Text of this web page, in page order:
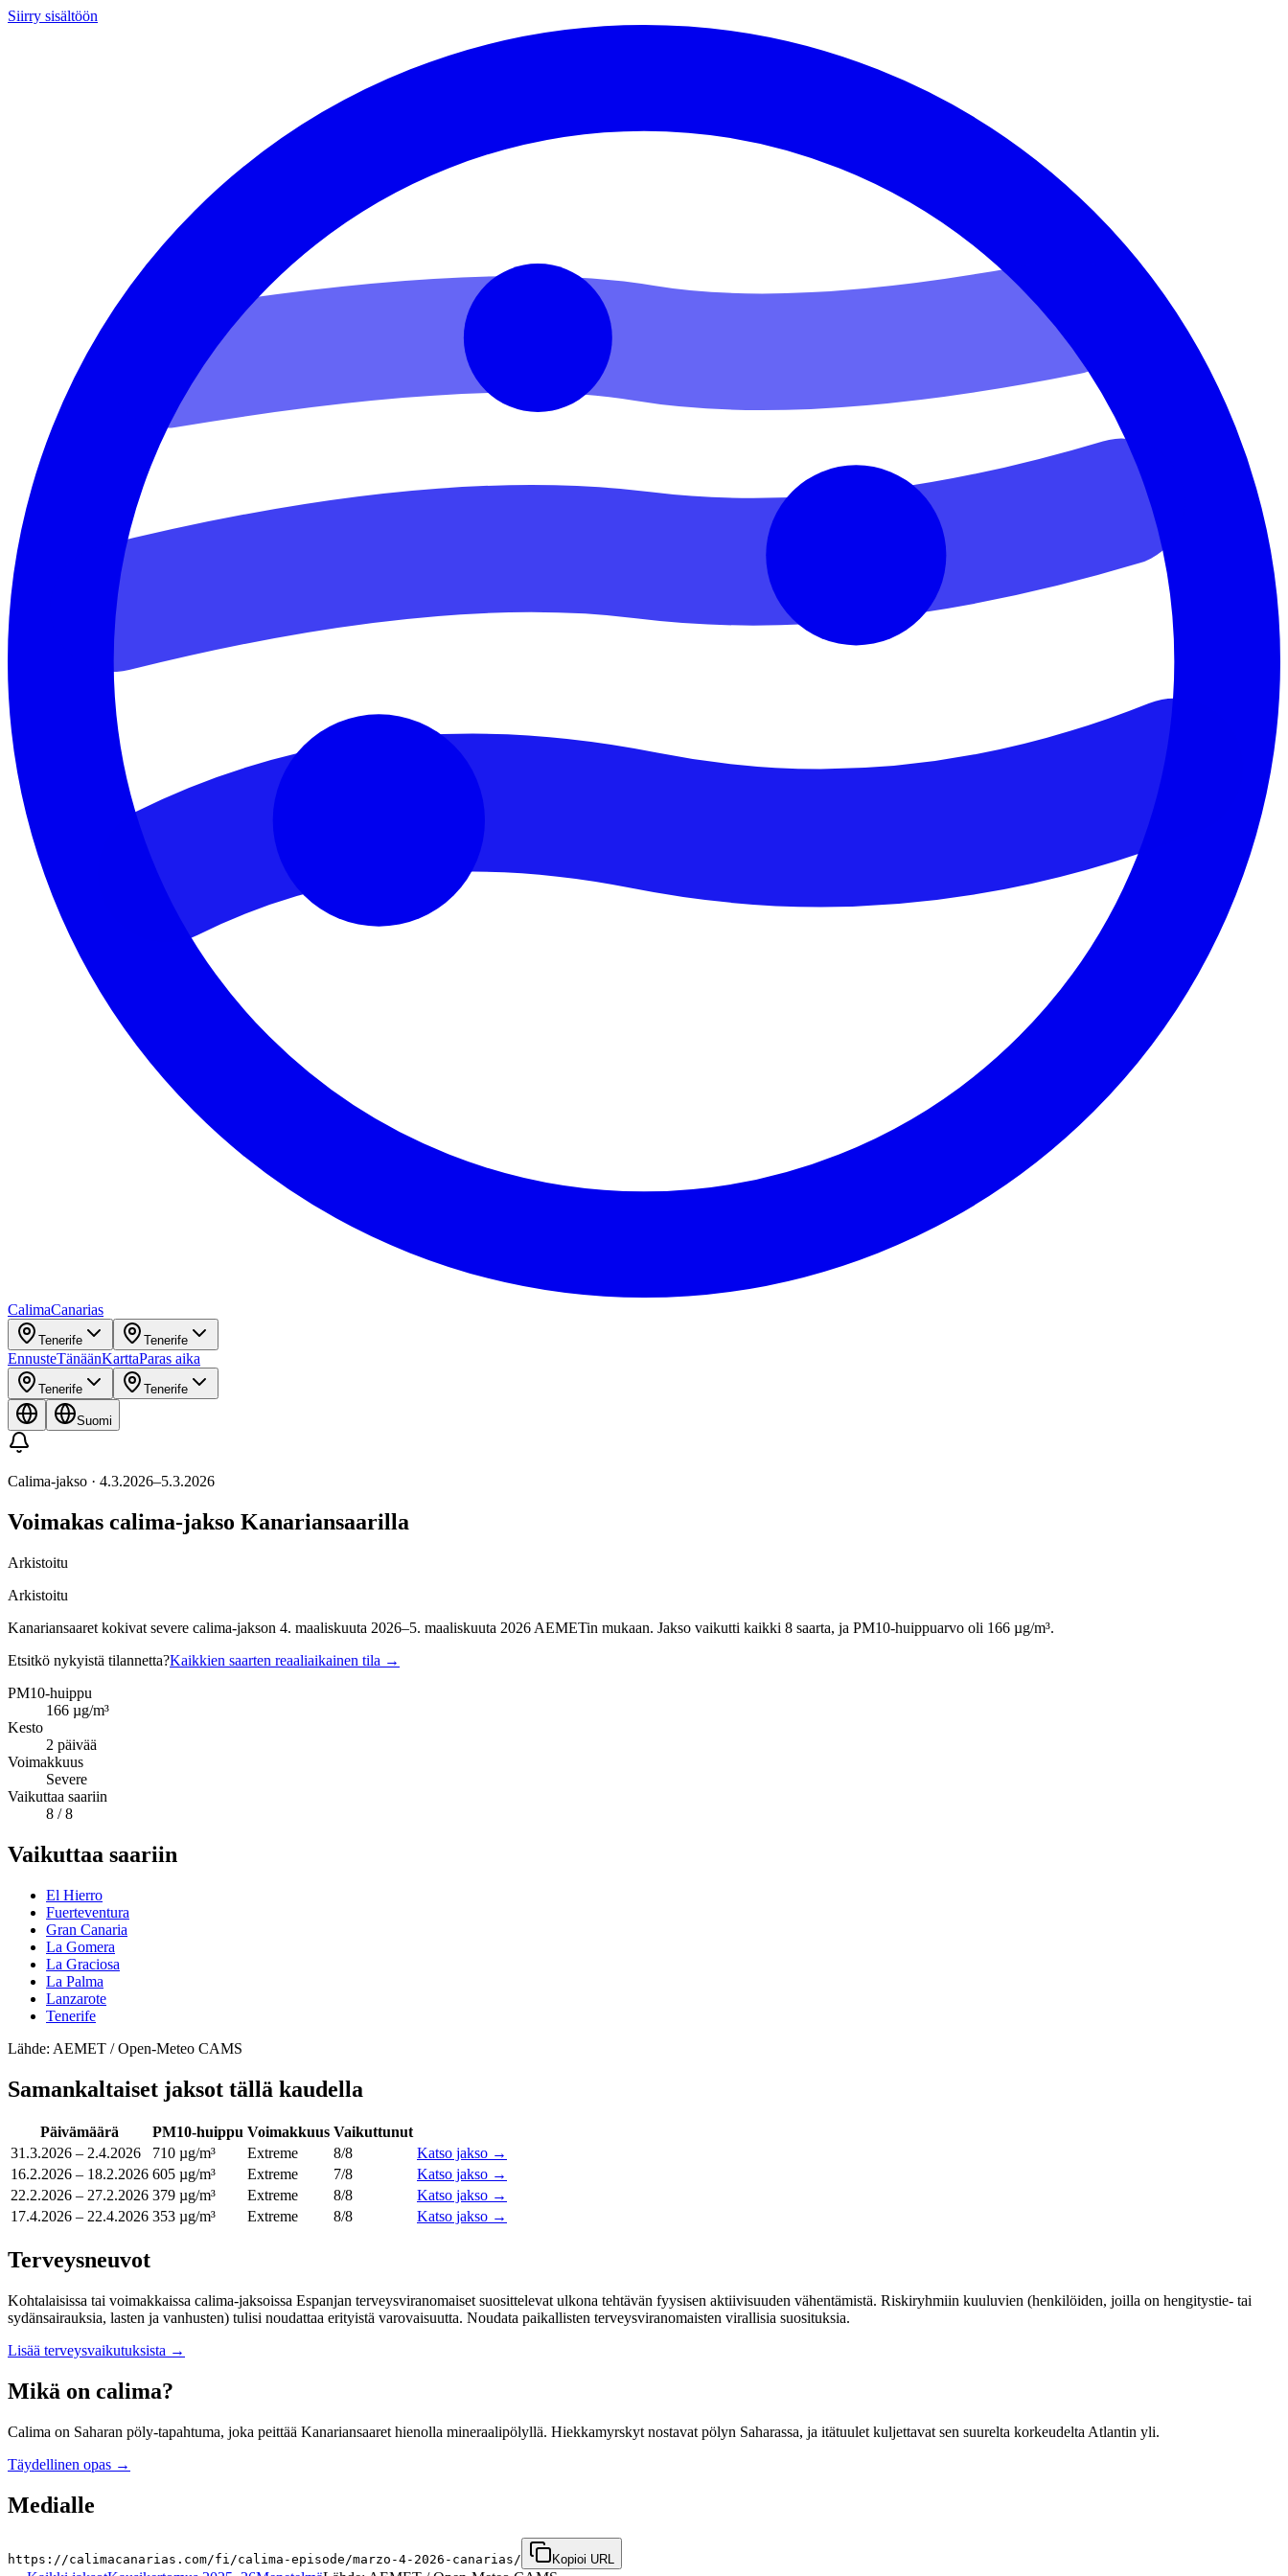
Siirry sisältöön
CalimaCanarias
Tenerife Tenerife
EnnusteTänäänKarttaParas aika
Tenerife Tenerife
Suomi
Calima-jakso · 4.3.2026–5.3.2026
Voimakas calima-jakso Kanariansaarilla
Arkistoitu
Arkistoitu
Kanariansaaret kokivat severe calima-jakson 4. maaliskuuta 2026–5. maaliskuuta 2026 AEMETin mukaan. Jakso vaikutti kaikki 8 saarta, ja PM10-huippuarvo oli 166 µg/m³.
Etsitkö nykyistä tilannetta?Kaikkien saarten reaaliaikainen tila →
PM10-huippu
166 µg/m³
Kesto
2 päivää
Voimakkuus
Severe
Vaikuttaa saariin
8 / 8
Vaikuttaa saariin
El Hierro
Fuerteventura
Gran Canaria
La Gomera
La Graciosa
La Palma
Lanzarote
Tenerife
Lähde: AEMET / Open-Meteo CAMS
Samankaltaiset jaksot tällä kaudella
Päivämäärä PM10-huippu Voimakkuus Vaikuttunut
31.3.2026 – 2.4.2026 710 µg/m³ Extreme 8/8 Katso jakso →
16.2.2026 – 18.2.2026 605 µg/m³ Extreme 7/8 Katso jakso →
22.2.2026 – 27.2.2026 379 µg/m³ Extreme 8/8 Katso jakso →
17.4.2026 – 22.4.2026 353 µg/m³ Extreme 8/8 Katso jakso →
Terveysneuvot
Kohtalaisissa tai voimakkaissa calima-jaksoissa Espanjan terveysviranomaiset suosittelevat ulkona tehtävän fyysisen aktiivisuuden vähentämistä. Riskiryhmiin kuuluvien (henkilöiden, joilla on hengitystie- tai
sydänsairauksia, lasten ja vanhusten) tulisi noudattaa erityistä varovaisuutta. Noudata paikallisten terveysviranomaisten virallisia suosituksia.
Lisää terveysvaikutuksista →
Mikä on calima?
Calima on Saharan pöly-tapahtuma, joka peittää Kanariansaaret hienolla mineraalipölyllä. Hiekkamyrskyt nostavat pölyn Saharassa, ja itätuulet kuljettavat sen suurelta korkeudelta Atlantin yli.
Täydellinen opas →
Medialle
https://calimacanarias.com/fi/calima-episode/marzo-4-2026-canarias/ Kopioi URL